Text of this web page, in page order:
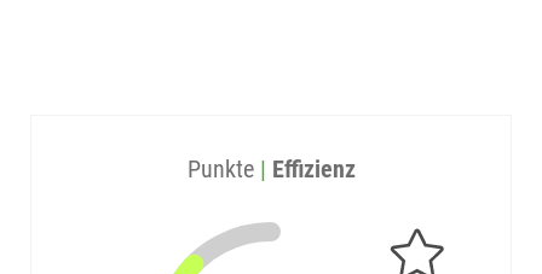
Punkte | Effizienz